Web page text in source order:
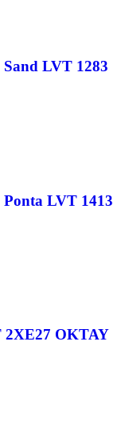
LVT 1283
LVT 1413
OKTAY